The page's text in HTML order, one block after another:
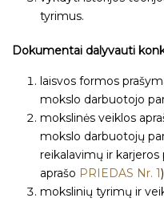
tyrimus.
Dokumentai dalyvauti
laisvos formos
mokslo darbuotojo
mokslinės veiklos
mokslo darbuotojų
reikalavimų ir
aprašo PRIEDAS Nr. 1
mokslinių tyrimų ir